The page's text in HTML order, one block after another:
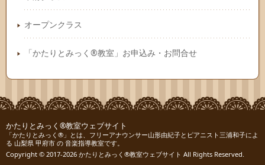
オープンクラス
「かたりとみっく®教室」お申込み・お問合せ
かたりとみっく®教室ウェブサイト
「かたりとみっく®」とは、フリーアナウンサー山形由紀子とピアニスト三浦和子によ
る 山梨県 甲府市 の 音楽指導教室です。
Copyright © 2017-2026 かたりとみっく®教室ウェブサイト All Rights Reserved.